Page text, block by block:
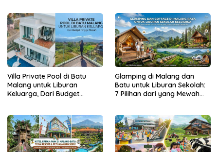
Villa Private Pool di Batu
Malang untuk Liburan
Keluarga, Dari Budget
Glamping di Malang dan
Batu untuk Liburan Sekolah:
7 Pilihan dari yang Mewah